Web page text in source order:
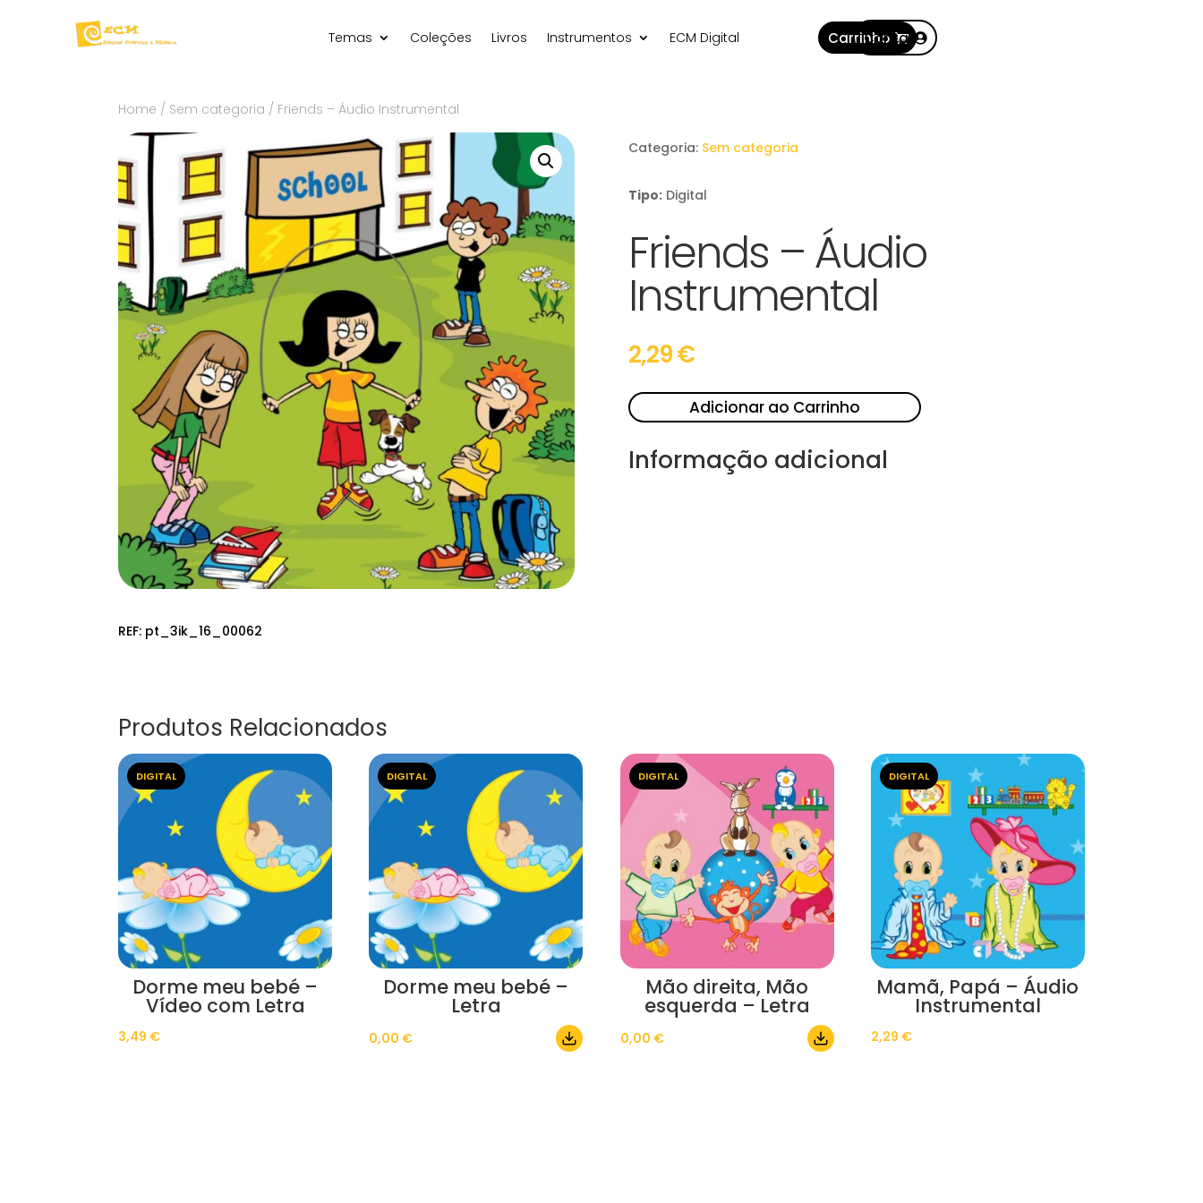
Temas Coleções Livros Instrumentos ECM Digital Carrinho
Conta
Home / Sem categoria / Friends – Áudio Instrumental
REF: pt_3ik_16_00062
Categoria: Sem categoria
Tipo: Digital
Friends – Áudio
Instrumental
2,29€
Adicionar ao Carrinho
Informação adicional
Produtos Relacionados
DIGITAL
Dorme meu bebé –
Vídeo com Letra
3,49 €
DIGITAL
Dorme meu bebé –
Letra
0,00 €
DIGITAL
Mão direita, Mão
esquerda – Letra
0,00 €
DIGITAL
Mamã, Papá – Áudio
Instrumental
2,29 €